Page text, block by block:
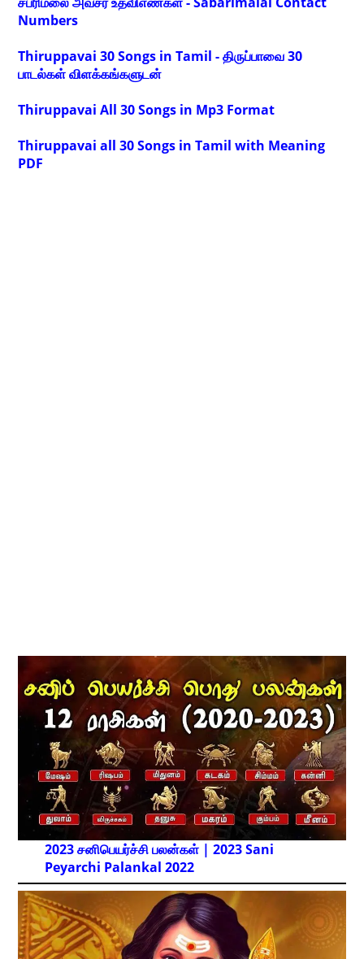
Numbers
Thiruppavai 30 Songs in Tamil - திருப்பாவை 30
பாடல்கள் விளக்கங்களுடன்
Thiruppavai All 30 Songs in Mp3 Format
Thiruppavai all 30 Songs in Tamil with Meaning
PDF
2023 சனிபெயர்ச்சி பலன்கள் | 2023 Sani
Peyarchi Palankal 2022